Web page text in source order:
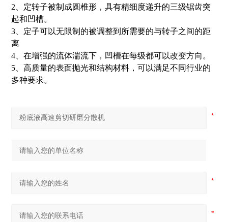
2、定转子被制成圆椎形，具有精细度递升的三级锯齿突
起和凹槽。
3、定子可以无限制的被调整到所需要的与转子之间的距
离
4、在增强的流体湍流下，凹槽在每级都可以改变方向。
5、高质量的表面抛光和结构材料，可以满足不同行业的
多种要求。